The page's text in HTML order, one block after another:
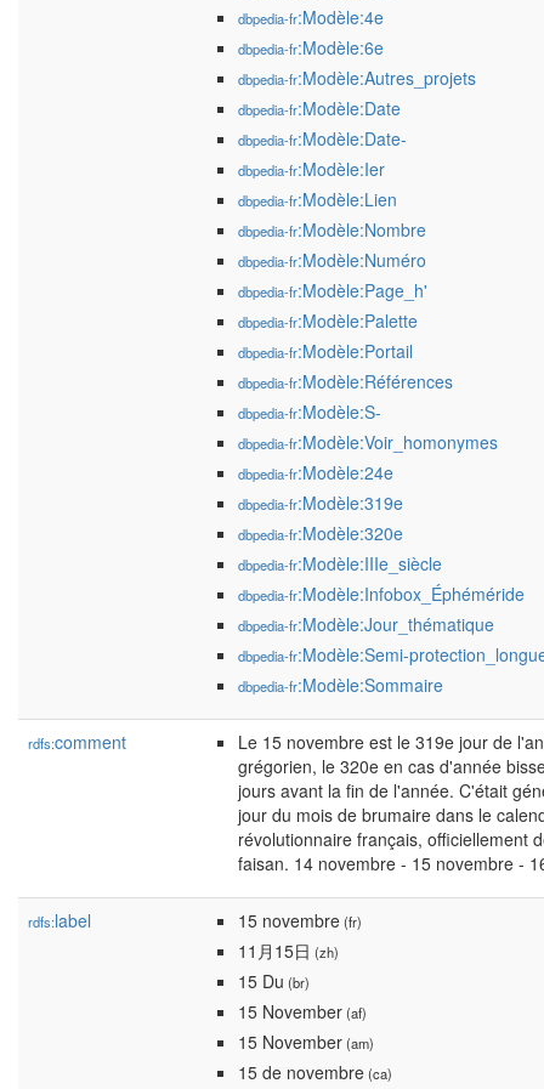
dbpedia-fr:Modèle:4e
dbpedia-fr:Modèle:6e
dbpedia-fr:Modèle:Autres_projets
dbpedia-fr:Modèle:Date
dbpedia-fr:Modèle:Date-
dbpedia-fr:Modèle:Ier
dbpedia-fr:Modèle:Lien
dbpedia-fr:Modèle:Nombre
dbpedia-fr:Modèle:Numéro
dbpedia-fr:Modèle:Page_h'
dbpedia-fr:Modèle:Palette
dbpedia-fr:Modèle:Portail
dbpedia-fr:Modèle:Références
dbpedia-fr:Modèle:S-
dbpedia-fr:Modèle:Voir_homonymes
dbpedia-fr:Modèle:24e
dbpedia-fr:Modèle:319e
dbpedia-fr:Modèle:320e
dbpedia-fr:Modèle:IIIe_siècle
dbpedia-fr:Modèle:Infobox_Éphéméride
dbpedia-fr:Modèle:Jour_thématique
dbpedia-fr:Modèle:Semi-
dbpedia-fr:Modèle:Sommaire
rdfs:comment
Le 15 novembre est le 319e jour de
grégorien, le 320e en cas d'année
jours avant la fin de l'année. C'était
jour du mois de brumaire dans le
révolutionnaire français, officiellement
faisan. 14 novembre - 15 novembre -
rdfs:label 15 novembre(fr)
11月15日 (zh)
15 Du (br)
15 November(af)
15 November(am)
15 de novembre(ca)